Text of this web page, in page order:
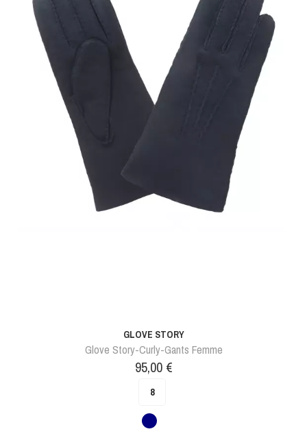
GLOVE STORY
Glove Story-Curly-Gants Femme
Prix
95,00 €
8
Marine